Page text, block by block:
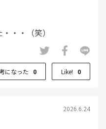
・・（笑）
になった 0 Like! 0
2026.6.24